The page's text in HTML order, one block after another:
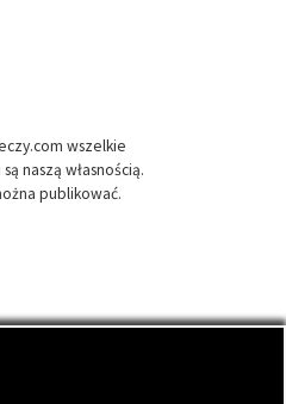
wszelkie
naszą własnością.
publikować.